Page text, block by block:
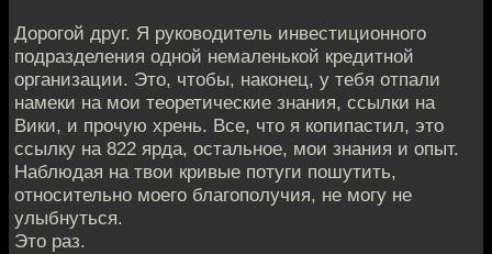
Дорогой друг. Я руководитель инвестиционного
подразделения одной немаленькой кредитной
организации. Это, чтобы, наконец, у тебя отпали
намеки на мои теоретические знания, ссылки на
Вики, и прочую хрень. Все, что я копипастил, это
ссылку на 822 ярда, остальное, мои знания и опыт.
Наблюдая на твои кривые потуги пошутить,
относительно моего благополучия, не могу не
улыбнуться.
Это раз.